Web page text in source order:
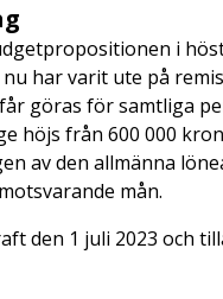
i
har varit ute på
göras för samtliga
höjs från 600 000
av den allmänna
mån.
den 1 juli 2023 och